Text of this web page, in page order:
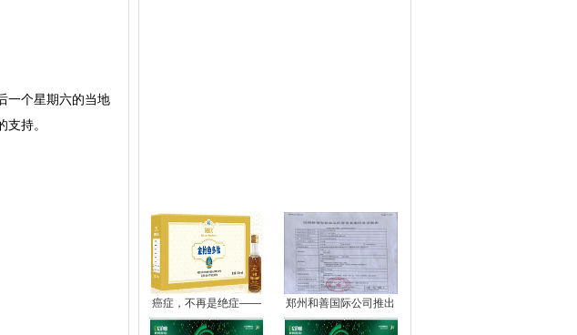
一个星期六的当地
持。
癌症，不再是绝症—— 郑州和善国际公司推出